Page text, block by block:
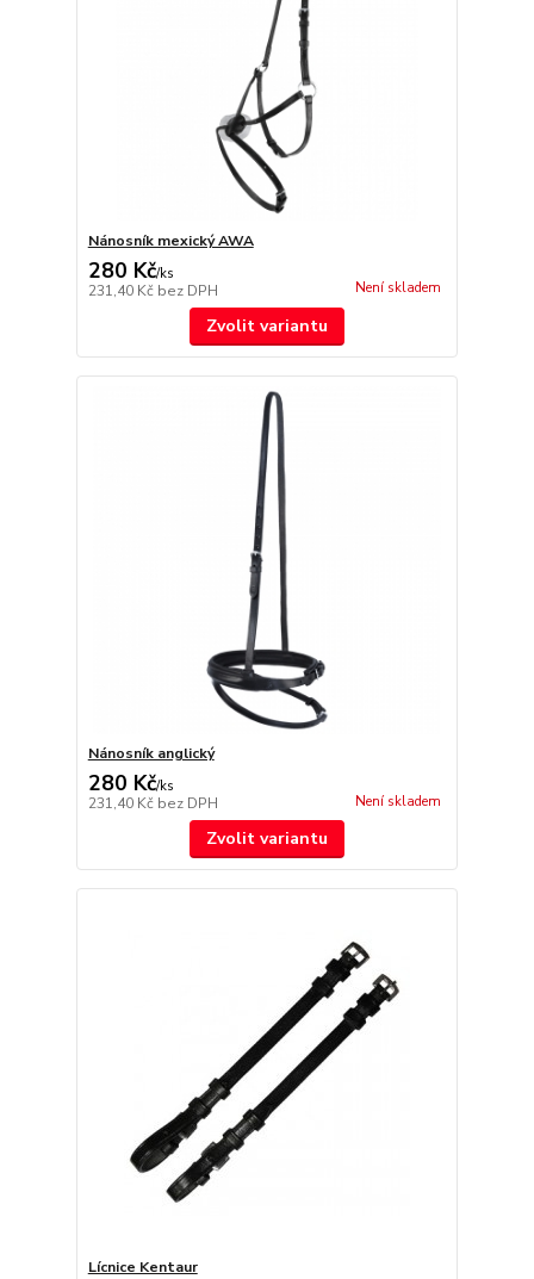
Nánosník mexický AWA
280 Kč/ks
231,40 Kč bez DPH Není skladem
Zvolit variantu
Nánosník anglický
280 Kč/ks
231,40 Kč bez DPH Není skladem
Zvolit variantu
Lícnice Kentaur